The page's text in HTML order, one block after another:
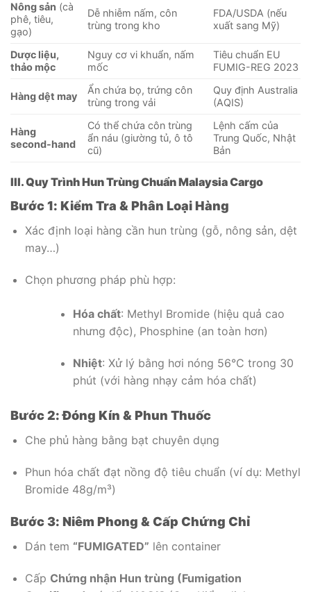
Nông sản (cà
phê, tiêu,
gạo)
Dễ nhiễm nấm, côn
trùng trong kho
FDA/USDA (nếu
xuất sang Mỹ)
Dược liệu,
thảo mộc
Nguy cơ vi khuẩn, nấm
mốc
Tiêu chuẩn EU
FUMIG-REG 2023
Hàng dệt may
Ẩn chứa bọ, trứng côn
trùng trong vải
Quy định Australia
(AQIS)
Hàng
second-hand
Có thể chứa côn trùng
ẩn náu (giường tủ, ô tô
cũ)
Lệnh cấm của
Trung Quốc, Nhật
Bản
III. Quy Trình Hun Trùng Chuẩn Malaysia Cargo
Bước 1: Kiểm Tra & Phân Loại Hàng
Xác định loại hàng cần hun trùng (gỗ, nông sản, dệt
may…)
Chọn phương pháp phù hợp:
Hóa chất: Methyl Bromide (hiệu quả cao
nhưng độc), Phosphine (an toàn hơn)
Nhiệt: Xử lý bằng hơi nóng 56°C trong 30
phút (với hàng nhạy cảm hóa chất)
Bước 2: Đóng Kín & Phun Thuốc
Che phủ hàng bằng bạt chuyên dụng
Phun hóa chất đạt nồng độ tiêu chuẩn (ví dụ: Methyl
Bromide 48g/m³)
Bước 3: Niêm Phong & Cấp Chứng Chỉ
Dán tem “FUMIGATED” lên container
Cấp Chứng nhận Hun trùng (Fumigation